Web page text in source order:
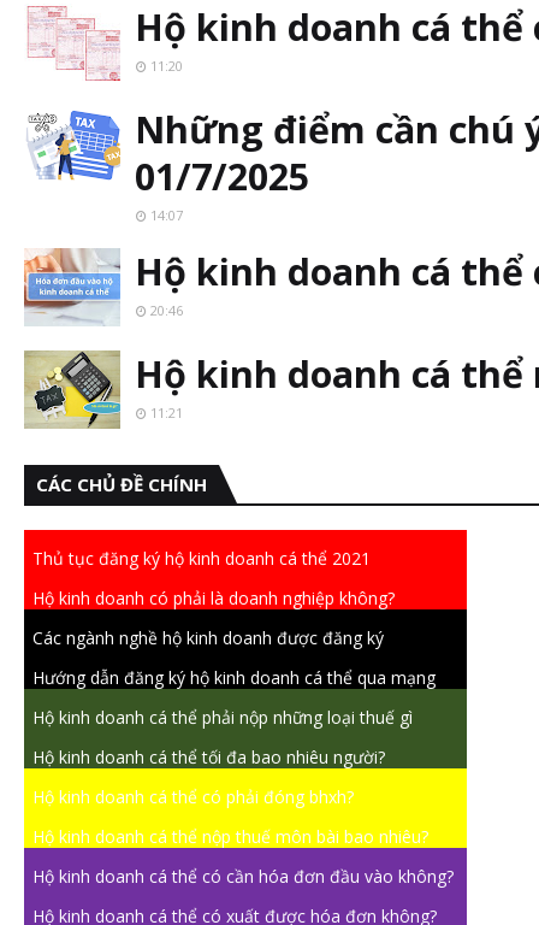
Hộ kinh doanh cá
11:20
Những điểm cần
01/7/2025
14:07
Hộ kinh doanh cá
20:46
Hộ kinh doanh cá thể
11:21
CÁC CHỦ ĐỀ CHÍNH
Thủ tục đăng ký hộ kinh doanh cá thể 2021
Hộ kinh doanh có phải là doanh nghiệp không?
Các ngành nghề hộ kinh doanh được đăng ký
Hướng dẫn đăng ký hộ kinh doanh cá thể qua mạng
Hộ kinh doanh cá thể phải nộp những loại thuế gì
Hộ kinh doanh cá thể tối đa bao nhiêu người?
Hộ kinh doanh cá thể có phải đóng bhxh?
Hộ kinh doanh cá thể nộp thuế môn bài bao nhiêu?
Hộ kinh doanh cá thể có cần hóa đơn đầu vào không?
Hộ kinh doanh cá thể có xuất được hóa đơn không?